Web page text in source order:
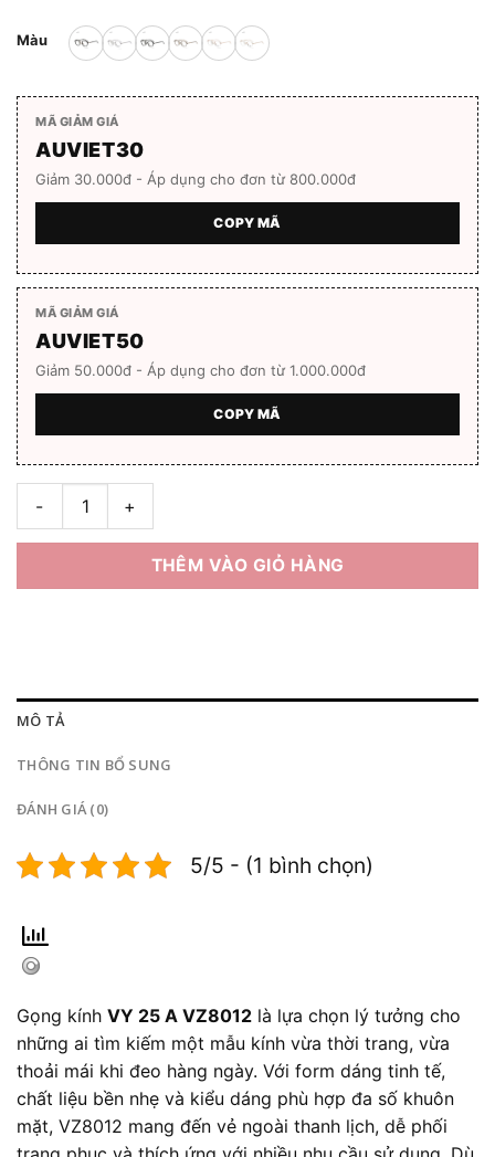
Màu
MÃ GIẢM GIÁ
AUVIET30
Giảm 30.000đ - Áp dụng cho đơn từ 800.000đ
COPY MÃ
MÃ GIẢM GIÁ
AUVIET50
Giảm 50.000đ - Áp dụng cho đơn từ 1.000.000đ
COPY MÃ
Gọng kính VY 25 A VZ8012 số lượng
THÊM VÀO GIỎ HÀNG
MÔ TẢ
THÔNG TIN BỔ SUNG
ĐÁNH GIÁ (0)
5/5 - (1 bình chọn)
Gọng kính VY 25 A VZ8012 là lựa chọn lý tưởng cho
những ai tìm kiếm một mẫu kính vừa thời trang, vừa
thoải mái khi đeo hàng ngày. Với form dáng tinh tế,
chất liệu bền nhẹ và kiểu dáng phù hợp đa số khuôn
mặt, VZ8012 mang đến vẻ ngoài thanh lịch, dễ phối